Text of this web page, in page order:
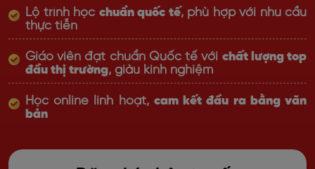
Lộ trình học chuẩn quốc tế, phù hợp với nhu cầu
thực tiễn
Giáo viên đạt chuẩn Quốc tế với chất lượng top
đầu thị trường, giàu kinh nghiệm
Học online linh hoạt, cam kết đầu ra bằng văn
bản